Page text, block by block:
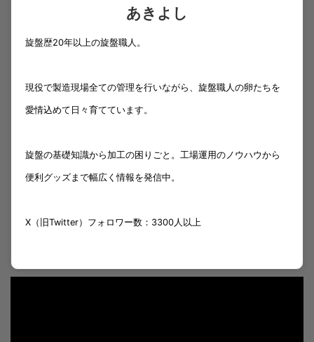
あきよし
旋盤歴20年以上の旋盤職人。
現役で製造現場全ての管理を行いながら、旋盤職人の卵たちを
愛情込めて日々育てています。
旋盤の基礎知識から加工の困りごと。工場運用のノウハウから
便利グッズまで幅広く情報を発信中。
X（旧Twitter）フォロワー数：3300人以上